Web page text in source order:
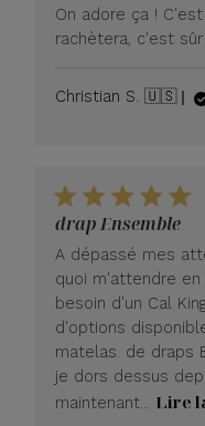
On adore ça !
rachètera, c'est sûr
Christian S. 🇺🇸
drap Ensemble
A dépassé mes
quoi m'attendre en
besoin d'un Cal
d'options
matelas. de draps
je dors dessus
maintenant... Lire